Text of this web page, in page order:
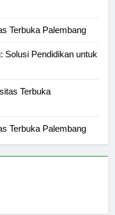
Terbuka
Pendidikan untuk
Terbuka